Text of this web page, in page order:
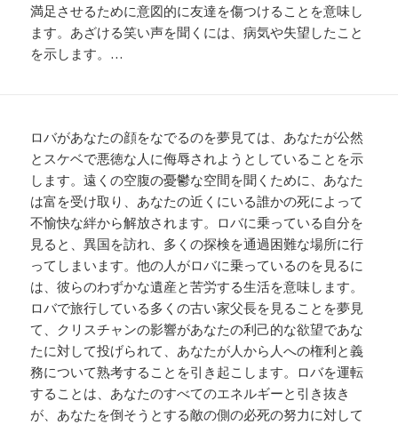
満足させるために意図的に友達を傷つけることを意味し
ます。あざける笑い声を聞くには、病気や失望したこと
を示します。…
ロバがあなたの顔をなでるのを夢見ては、あなたが公然
とスケベで悪徳な人に侮辱されようとしていることを示
します。遠くの空腹の憂鬱な空間を聞くために、あなた
は富を受け取り、あなたの近くにいる誰かの死によって
不愉快な絆から解放されます。ロバに乗っている自分を
見ると、異国を訪れ、多くの探検を通過困難な場所に行
ってしまいます。他の人がロバに乗っているのを見るに
は、彼らのわずかな遺産と苦労する生活を意味します。
ロバで旅行している多くの古い家父長を見ることを夢見
て、クリスチャンの影響があなたの利己的な欲望であな
たに対して投げられて、あなたが人から人への権利と義
務について熟考することを引き起こします。ロバを運転
することは、あなたのすべてのエネルギーと引き抜き
が、あなたを倒そうとする敵の側の必死の努力に対して